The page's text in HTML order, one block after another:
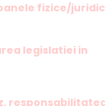
fizice/
legislatiei in